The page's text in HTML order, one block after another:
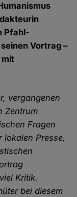
Pfahl-
Vortrag –
mit
vergangenen
Zentrum
Fragen
lokalen Presse,
Kritik.
bei diesem